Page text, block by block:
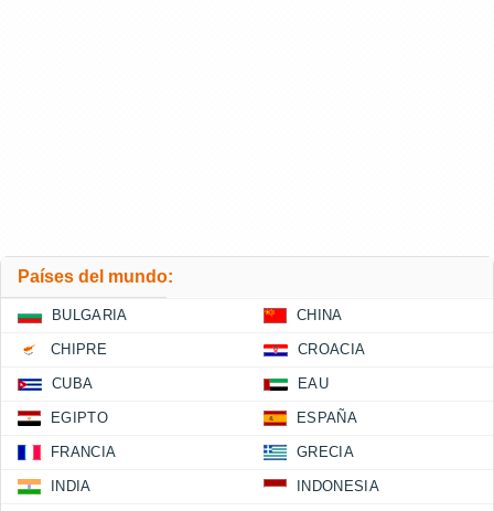
Países del mundo:
BULGARIA CHINA
CHIPRE CROACIA
CUBA EAU
EGIPTO ESPAÑA
FRANCIA GRECIA
INDIA INDONESIA